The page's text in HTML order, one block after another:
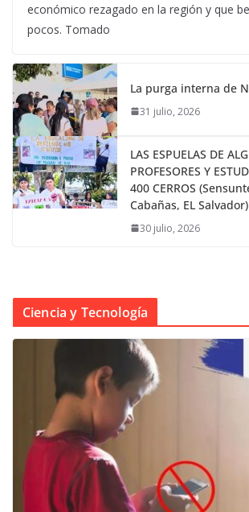
económico rezagado en la región y que
pocos. Tomado
La purga interna de
31 julio, 2026
LAS ESPUELAS DE
PROFESORES Y
400 CERROS
Cabañas, EL Salvador)
30 julio, 2026
Ciencia y Tecnología